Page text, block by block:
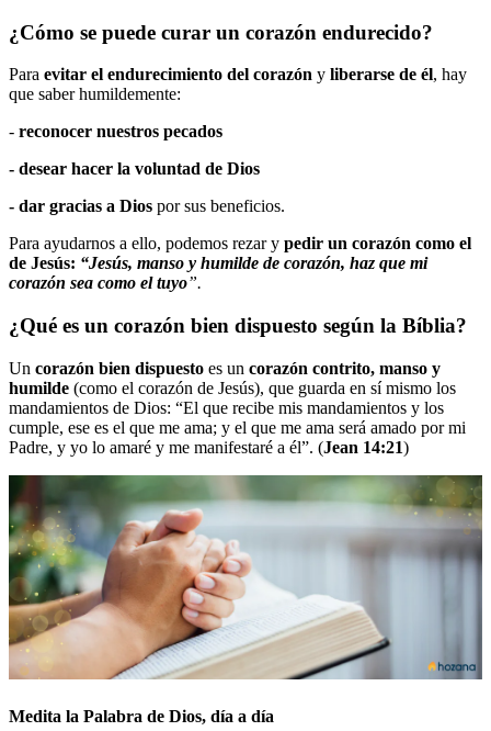
¿Cómo se puede curar un corazón endurecido?
Para evitar el endurecimiento del corazón y liberarse de él, hay
que saber humildemente:
- reconocer nuestros pecados
- desear hacer la voluntad de Dios
- dar gracias a Dios por sus beneficios.
Para ayudarnos a ello, podemos rezar y pedir un corazón como el
de Jesús: “Jesús, manso y humilde de corazón, haz que mi
corazón sea como el tuyo”.
¿Qué es un corazón bien dispuesto según la Bíblia?
Un corazón bien dispuesto es un corazón contrito, manso y
humilde (como el corazón de Jesús), que guarda en sí mismo los
mandamientos de Dios: “El que recibe mis mandamientos y los
cumple, ese es el que me ama; y el que me ama será amado por mi
Padre, y yo lo amaré y me manifestaré a él”. (Jean 14:21)
Medita la Palabra de Dios, día a día